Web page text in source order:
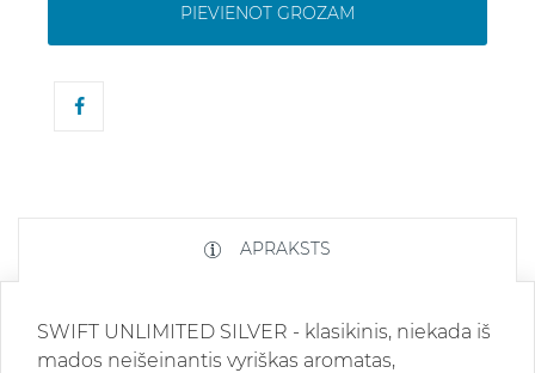
PIEVIENOT GROZAM
APRAKSTS
SWIFT UNLIMITED SILVER - klasikinis, niekada iš
mados neišeinantis vyriškas aromatas,